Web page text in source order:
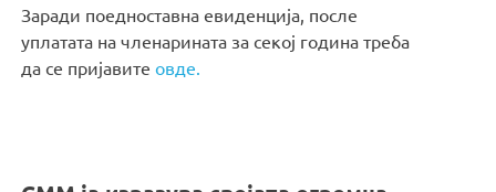
Заради поедноставна евиденција, после
уплатата на членарината за секој година треба
да се пријавитеовде.